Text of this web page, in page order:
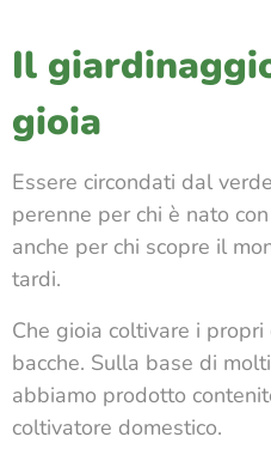
Il
gioia
Essere circondati dal
perenne per chi è nato
anche per chi scopre il
tardi.
Che gioia coltivare i
bacche. Sulla base di
abbiamo prodotto
coltivatore domestico.